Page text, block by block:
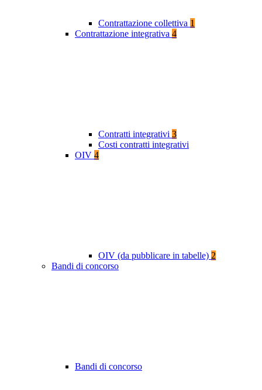
Contrattazione collettiva 1
Contrattazione integrativa 4
Contratti integrativi 3
Costi contratti integrativi
OIV 4
OIV (da pubblicare in tabelle) 2
Bandi di concorso
Bandi di concorso